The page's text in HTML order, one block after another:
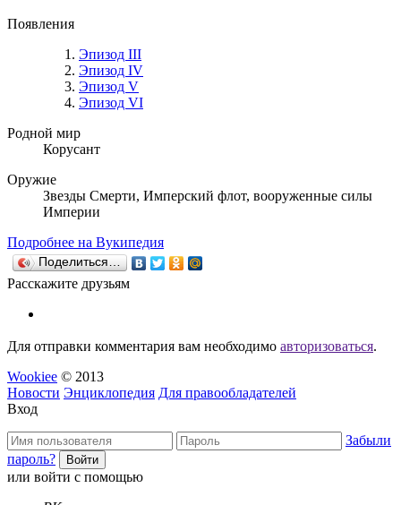
Появления
Эпизод III
Эпизод IV
Эпизод V
Эпизод VI
Родной мир
Корусант
Оружие
Звезды Смерти, Имперский флот, вооруженные силы
Империи
Подробнее на Вукипедия
Поделиться…
Расскажите друзьям
Для отправки комментария вам необходимо авторизоваться.
Wookiee © 2013
Новости Энциклопедия Для правообладателей
Вход
Забыли
пароль?
или войти с помощью